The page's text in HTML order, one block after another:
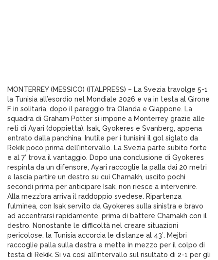
MONTERREY (MESSICO) (ITALPRESS) – La Svezia travolge 5-1
la Tunisia all’esordio nel Mondiale 2026 e va in testa al Girone
F in solitaria, dopo il pareggio tra Olanda e Giappone. La
squadra di Graham Potter si impone a Monterrey grazie alle
reti di Ayari (doppietta), Isak, Gyokeres e Svanberg, appena
entrato dalla panchina. Inutile per i tunisini il gol siglato da
Rekik poco prima dell’intervallo. La Svezia parte subito forte
e al 7′ trova il vantaggio. Dopo una conclusione di Gyokeres
respinta da un difensore, Ayari raccoglie la palla dai 20 metri
e lascia partire un destro su cui Chamakh, uscito pochi
secondi prima per anticipare Isak, non riesce a intervenire.
Alla mezz’ora arriva il raddoppio svedese. Ripartenza
fulminea, con Isak servito da Gyokeres sulla sinistra e bravo
ad accentrarsi rapidamente, prima di battere Chamakh con il
destro. Nonostante le difficoltà nel creare situazioni
pericolose, la Tunisia accorcia le distanze al 43′. Mejbri
raccoglie palla sulla destra e mette in mezzo per il colpo di
testa di Rekik. Si va così all’intervallo sul risultato di 2-1 per gli